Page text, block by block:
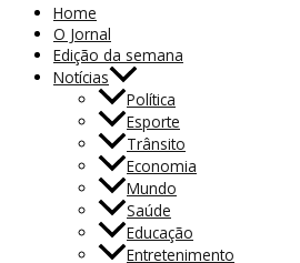
Home
O Jornal
Edição da semana
Notícias
Política
Esporte
Trânsito
Economia
Mundo
Saúde
Educação
Entretenimento